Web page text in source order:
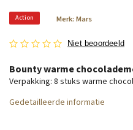
Action
Niet beoordeeld
Merk: Mars
Bounty warme
Verpakking: 8 stuks warme
Gedetailleerde informatie